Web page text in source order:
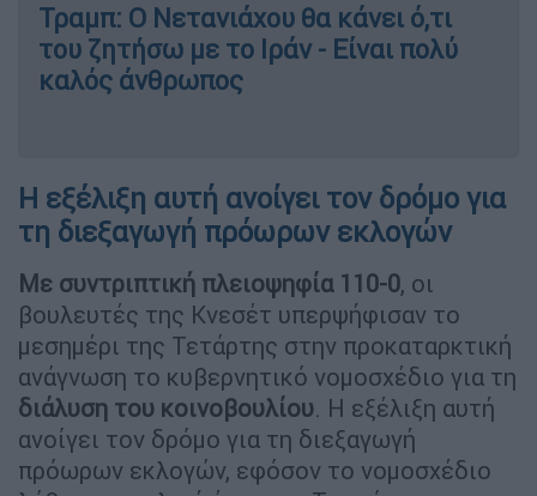
Τραμπ: Ο Νετανιάχου θα κάνει ό,τι
του ζητήσω με το Ιράν - Είναι πολύ
καλός άνθρωπος
Η εξέλιξη αυτή ανοίγει τον δρόμο για
τη διεξαγωγή πρόωρων εκλογών
Με συντριπτική πλειοψηφία 110-0, οι
βουλευτές της Κνεσέτ υπερψήφισαν το
μεσημέρι της Τετάρτης στην προκαταρκτική
ανάγνωση το κυβερνητικό νομοσχέδιο για τη
διάλυση του κοινοβουλίου. Η εξέλιξη αυτή
ανοίγει τον δρόμο για τη διεξαγωγή
πρόωρων εκλογών, εφόσον το νομοσχέδιο